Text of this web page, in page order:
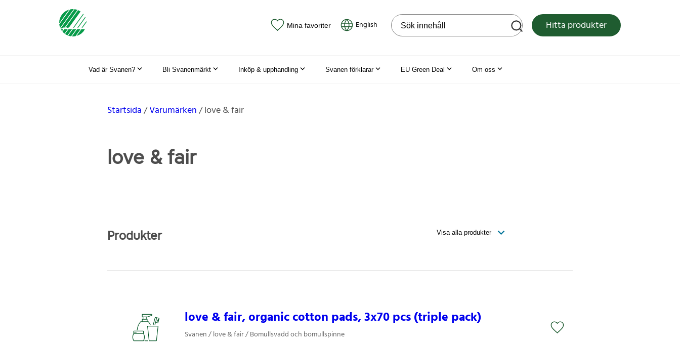
Mina favoriter English Sök på webbplatsen Hitta produkter
Vad är Svanen? Bli Svanenmärkt Inköp & upphandling Svanen förklarar EU Green Deal Om oss
Startsida Varumärken love & fair
love & fair
Produkter
love & fair, organic cotton pads, 3x70 pcs (triple pack)
Svanen / love & fair / Bomullsvadd och bomullspinne